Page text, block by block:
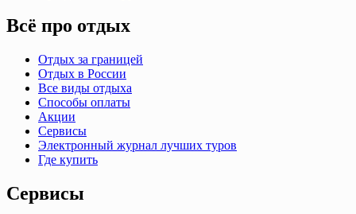
Всё про отдых
Отдых за границей
Отдых в России
Все виды отдыха
Способы оплаты
Акции
Сервисы
Электронный журнал лучших туров
Где купить
Сервисы